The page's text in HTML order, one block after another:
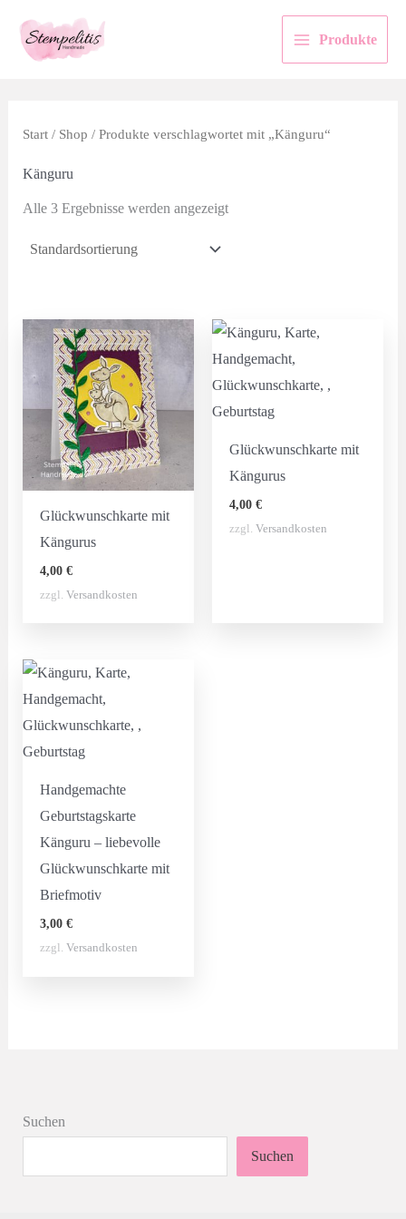
Inhalt
springen
Produkte
Start/ Shop / Produkte verschlagwortet mit „Känguru“
Känguru
Alle 3 Ergebnisse werden angezeigt
Glückwunschkarte mit
Kängurus
4,00 €
zzgl. Versandkosten
Glückwunschkarte mit
Kängurus
4,00€
zzgl.Versandkosten
Handgemachte
Geburtstagskarte
Känguru – liebevolle
Glückwunschkarte mit
Briefmotiv
3,00 €
zzgl. Versandkosten
Suchen
Suchen